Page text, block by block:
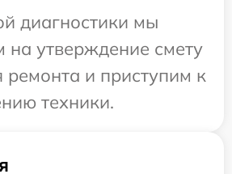
диагностики мы
на утверждение смету
ремонта и приступим к
техники.